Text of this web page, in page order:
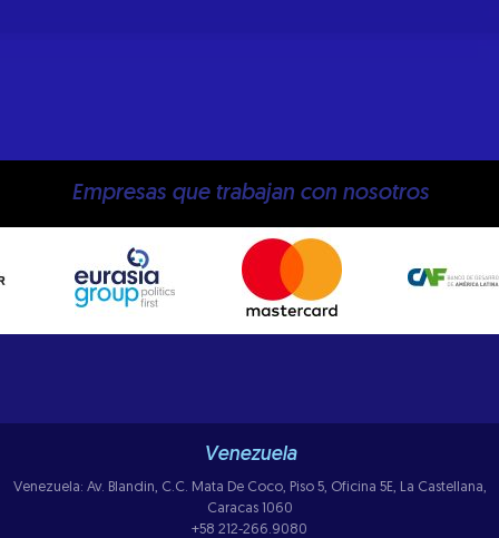
Empresas que trabajan con nosotros
Venezuela
Venezuela: Av. Blandin, C.C. Mata De Coco, Piso 5, Oficina 5E, La Castellana,
Caracas 1060
+58 212-266.9080